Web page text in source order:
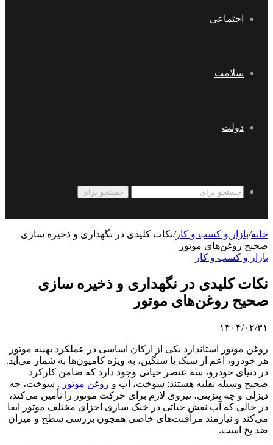
اجتماعی
سلامت
دولت
جستجو برای
خانه/بازار و کسب و کار/نکات کلیدی در نگهداری و ذخیره سازی
صحیح روغن‌های موتور
بازار و کسب و کار
نکات کلیدی در نگهداری و ذخیره سازی
صحیح روغن‌های موتور
۱۴۰۴/۰۲/۳۱
روغن موتور استاندارد یکی از ارکان اساسی در عملکرد بهینه موتور
هر خودرو، اعم از سبک یا سنگین، به ویژه کامیون‌ها به شمار می‌آید.
در دنیای خودرو، سه عنصر حیاتی وجود دارد که ضامن کارکرد
صحیح وسیله نقلیه هستند: سوخت، آب و روغن موتور . سوخت، چه
دیزلی و چه بنزینی، نیروی لازم برای حرکت موتور را تأمین می‌کند،
در حالی که آب نقش حیاتی در خنک سازی اجزای مختلف موتور ایفا
می‌کند و نیازمند مراقبت‌های خاصی همچون بررسی سطح و میزان
ضد یخ است.